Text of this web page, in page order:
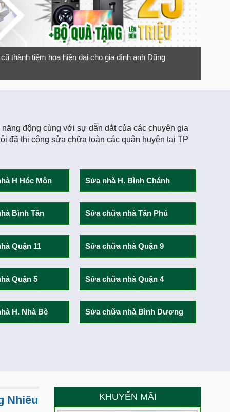
vợ chống trẻ có gì? Chất lượng thi công xây dựng
Anh Minh đánh giá cao chất lượng thi công của Việt
3 lầu chú Liệt đánh giá chất lượng thi công ra sao?
ngôi nhà 1 trệt 2 lầu cùng gia đình Cô Nga tại Tây
Anh Hào chị Quyên đánh giá Việt Quang Group
phẩm nhà phố dịch vụ 3 tầng tum sân thượng?
định năng lực thi công của Việt Quang Group
là thành quả lớn nhất cho năng lực thi công của
gì về chất lượng thi công xây nhà trọn gói của Việt
Bình Thạnh nói gì về chất lượng thi công của Việt
sau sửa chữa trọn gói chị Điệp nói gì về chất lượng
thành tiệm hoa hiện đại cho gia đình anh Dũng
động cùng với sự dẫn dắt của các chuyên gia
đã thi công sửa chữa toàn các quận huyện tại TP
H Hóc Môn Sửa nhà H. Bình Chánh
Bình Tân Sửa chữa nhà Tân Phú
Quận 11 Sửa chữa nhà Quận 9
Quận 5 Sửa chữa nhà Quận 4
H. Nhà Bè Sửa chữa nhà Bình Dương
Nhiêu
KHUYẾN MÃI